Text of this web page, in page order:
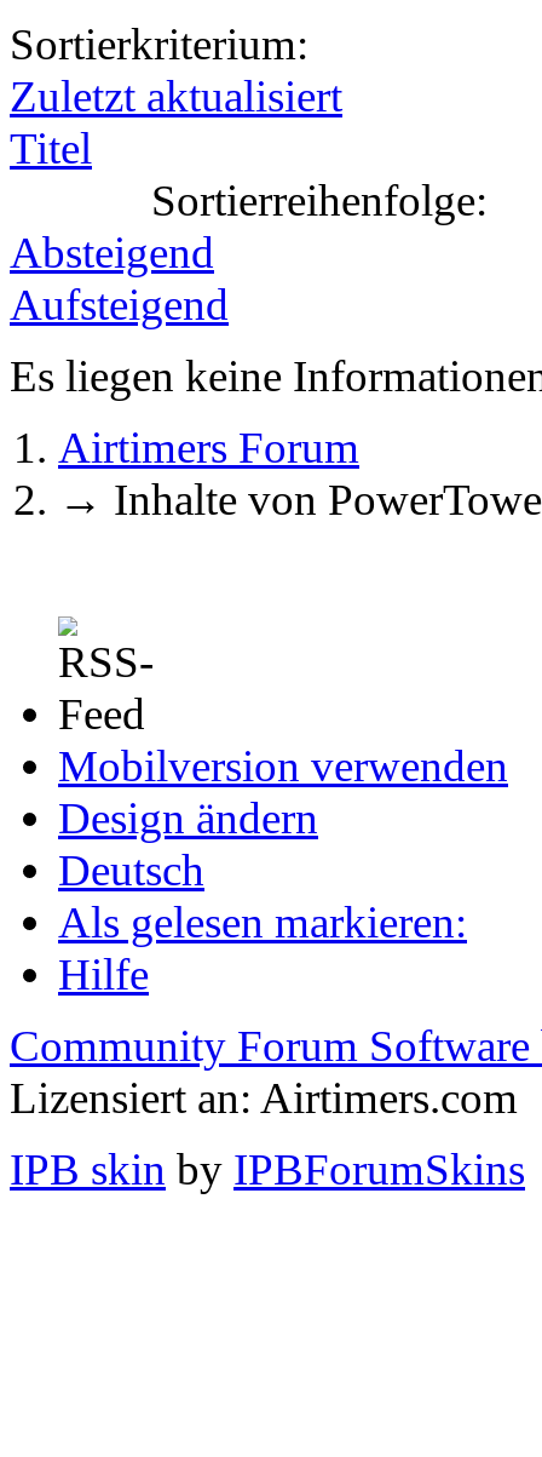
Sortierkriterium:
Zuletzt aktualisiert
Titel
Sortierreihenfolge:
Absteigend
Aufsteigend
Es liegen keine
Airtimers Forum
→ Inhalte von
Mobilversion verwenden
Design ändern
Deutsch
Als gelesen markieren:
Hilfe
Community Forum Software
Lizensiert an: Airtimers.com
IPB skin by IPBForumSkins